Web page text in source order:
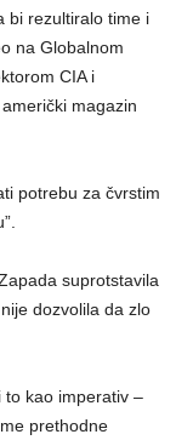
bi rezultiralo time i
na Globalnom
CIA i
magazin
potrebu za čvrstim
suprotstavila
dozvolila da zlo
to kao imperativ –
prethodne